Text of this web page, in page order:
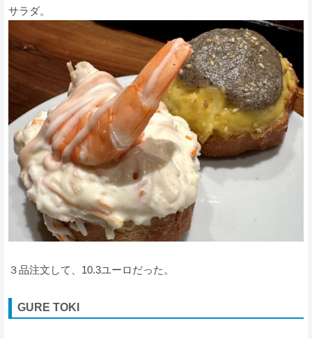
サラダ。
３品注文して、10.3ユーロだった。
GURE TOKI